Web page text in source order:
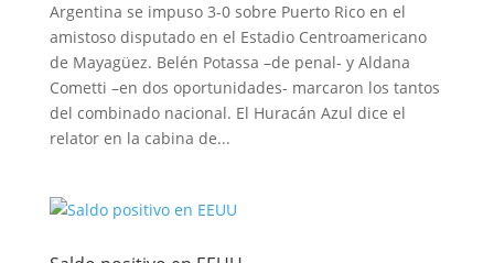
Argentina se impuso 3-0 sobre Puerto Rico en el
amistoso disputado en el Estadio Centroamericano
de Mayagüez. Belén Potassa –de penal- y Aldana
Cometti –en dos oportunidades- marcaron los tantos
del combinado nacional. El Huracán Azul dice el
relator en la cabina de...